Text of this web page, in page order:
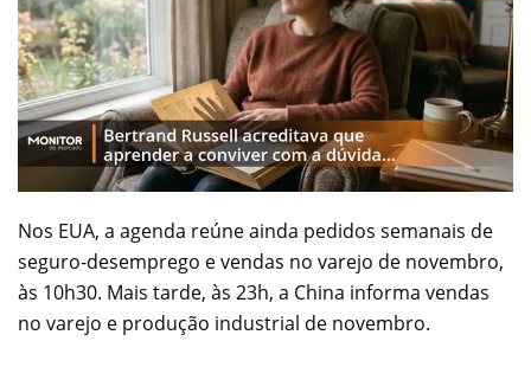
Nos EUA, a agenda reúne ainda pedidos semanais de
seguro-desemprego e vendas no varejo de novembro,
às 10h30. Mais tarde, às 23h, a China informa vendas
no varejo e produção industrial de novembro.